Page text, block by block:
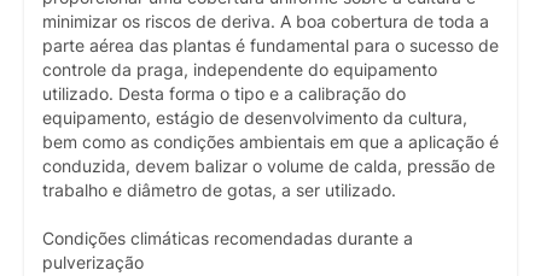
minimizar os riscos de deriva. A boa cobertura de toda a
parte aérea das plantas é fundamental para o sucesso de
controle da praga, independente do equipamento
utilizado. Desta forma o tipo e a calibração do
equipamento, estágio de desenvolvimento da cultura,
bem como as condições ambientais em que a aplicação é
conduzida, devem balizar o volume de calda, pressão de
trabalho e diâmetro de gotas, a ser utilizado.
Condições climáticas recomendadas durante a
pulverização